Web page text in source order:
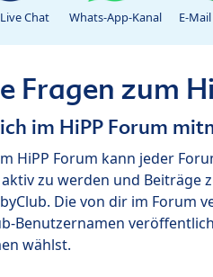
Chat Whats-App-Kanal E-
Fragen zum
im HiPP Forum
HiPP Forum kann jeder
zu werden und Beiträge
Die von dir im Forum
Benutzernamen
wählst.